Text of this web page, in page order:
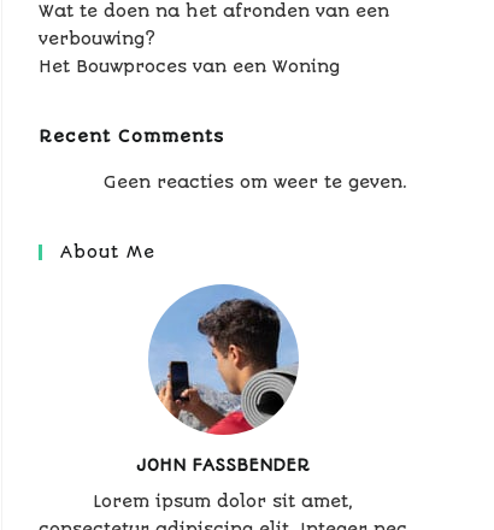
Wat te doen na het afronden van een
verbouwing?
Het Bouwproces van een Woning
Recent Comments
Geen reacties om weer te geven.
About Me
JOHN FASSBENDER
Lorem ipsum dolor sit amet,